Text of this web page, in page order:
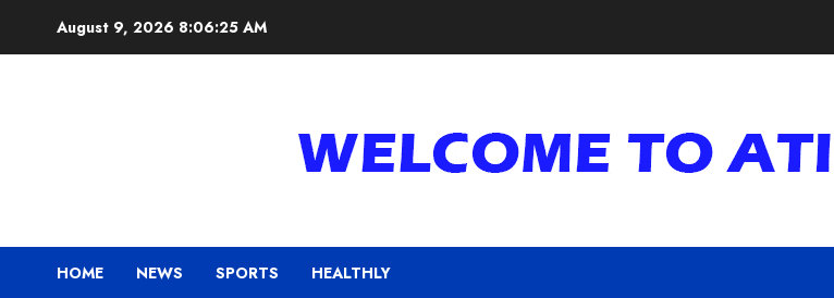
August 9, 2026 8:06:26 AM
HOME NEWS SPORTS HEALTHLY